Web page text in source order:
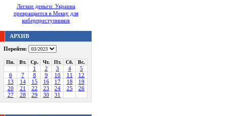
Легкие деньги: Украина
превращается в Мекку для
киберпреступников
АРХИВ
Перейти:
Пн. Вт. Ср. Чт. Пт. Сб. Вс.
1 2 3 4
5
6
7 8 9 10 11
12
13
14 15 16 17 18
19
20
21 22 23 24 25
26
27
28 29 30 31